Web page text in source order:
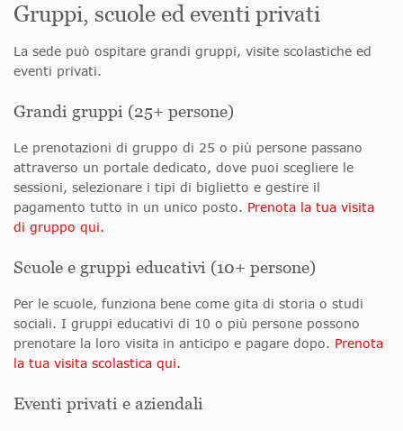
Gruppi, scuole ed eventi privati
La sede può ospitare grandi gruppi, visite scolastiche ed
eventi privati.
Grandi gruppi (25+ persone)
Le prenotazioni di gruppo di 25 o più persone passano
attraverso un portale dedicato, dove puoi scegliere le
sessioni, selezionare i tipi di biglietto e gestire il
pagamento tutto in un unico posto. Prenota la tua visita
di gruppo qui.
Scuole e gruppi educativi (10+ persone)
Per le scuole, funziona bene come gita di storia o studi
sociali. I gruppi educativi di 10 o più persone possono
prenotare la loro visita in anticipo e pagare dopo. Prenota
la tua visita scolastica qui.
Eventi privati e aziendali